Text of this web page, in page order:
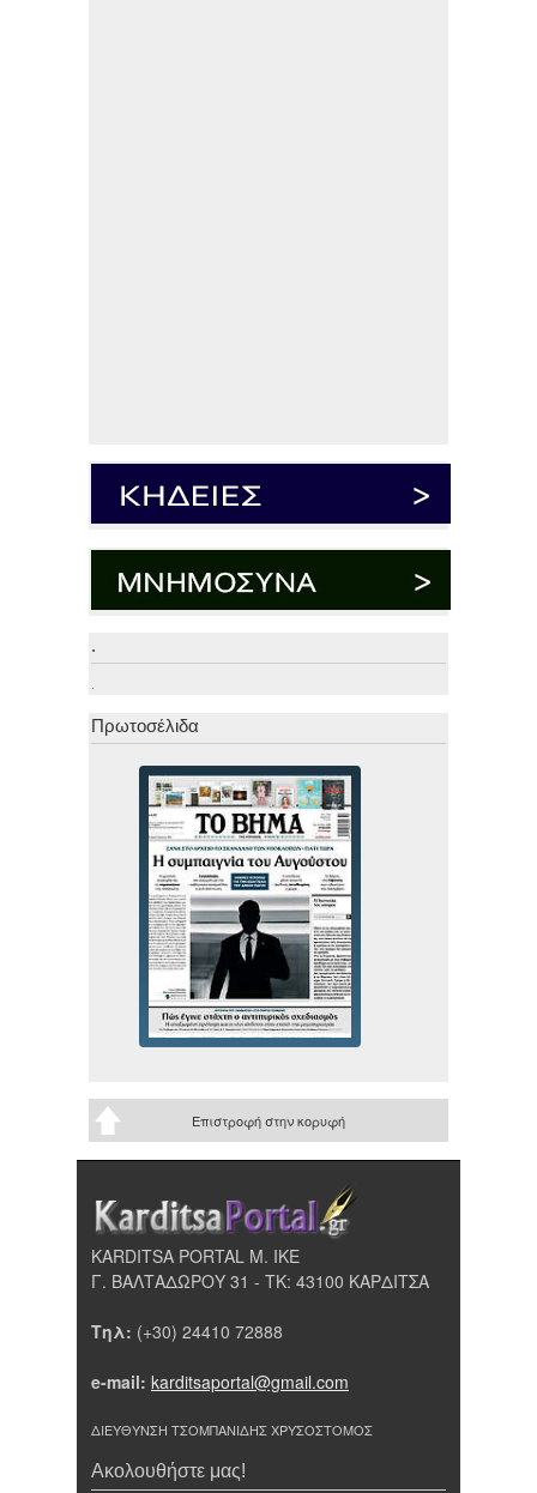
.
.
Πρωτοσέλιδα
Επιστροφή στην κορυφή
KARDITSA PORTAL Μ. ΙΚΕ
Γ. ΒΑΛΤΑΔΩΡΟΥ 31 - ΤΚ: 43100 ΚΑΡΔΙΤΣΑ
Τηλ: (+30) 24410 72888
e-mail: karditsaportal@gmail.com
ΔΙΕΥΘΥΝΣΗ ΤΣΟΜΠΑΝΙΔΗΣ ΧΡΥΣΟΣΤΟΜΟΣ
Ακολουθήστε μας!